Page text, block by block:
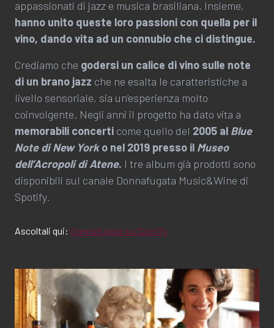
appassionati di jazz e musica brasiliana. Insieme,
hanno unito queste loro passioni con quella per il
vino, dando vita ad un connubio che ci distingue.
Crediamo che godersi un calice di vino sulle note
di un brano jazz che ne esalta le caratteristiche a
livello sensoriale, sia un’esperienza molto
coinvolgente. Negli anni il progetto ha dato vita a
memorabili concerti come quello del 2005 al Blue
Note di New Yorko nel 2019 presso il Museo
dell’Acropoli di Atene. I tre album già prodotti sono
disponibili sul canale Donnafugata Music&Wine di
Spotify.
Ascoltali qui: Donnafugata su Spotify